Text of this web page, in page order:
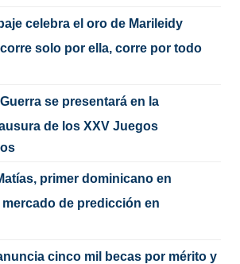
celebra el oro de Marileidy
solo por ella, corre por todo
se presentará en la
de los XXV Juegos
primer dominicano en
de predicción en
cinco mil becas por mérito y